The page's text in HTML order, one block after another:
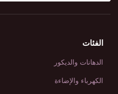
الفئات
الدهانات والديكور
الكهرباء والإضاءة